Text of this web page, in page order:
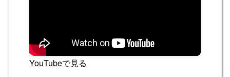
YouTubeで見る